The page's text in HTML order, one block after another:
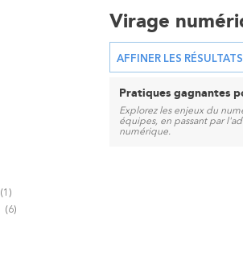
(1 )
(6)
Virage
AFFINER LES
Pratiques gagnantes
Explorez les enjeux du
équipes, en passant par
numérique.